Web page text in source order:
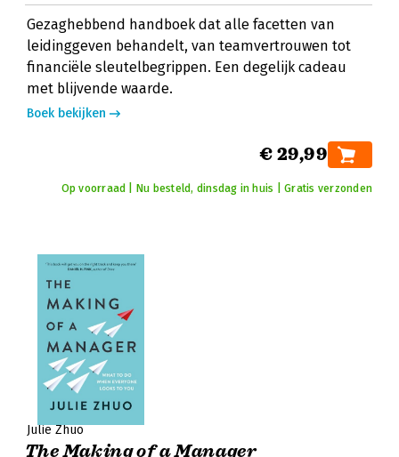
Gezaghebbend handboek dat alle facetten van
leidinggeven behandelt, van teamvertrouwen tot
financiële sleutelbegrippen. Een degelijk cadeau
met blijvende waarde.
Boek bekijken
€ 29,99
Op voorraad | Nu besteld, dinsdag in huis | Gratis verzonden
Julie Zhuo
The Making of a Manager